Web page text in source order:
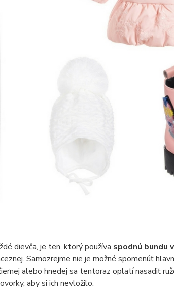
dievča, je ten, ktorý používa spodnú bundu
Samozrejme nie je možné spomenúť
alebo hnedej sa tentoraz oplatí nasadiť
aby si ich nevložilo.